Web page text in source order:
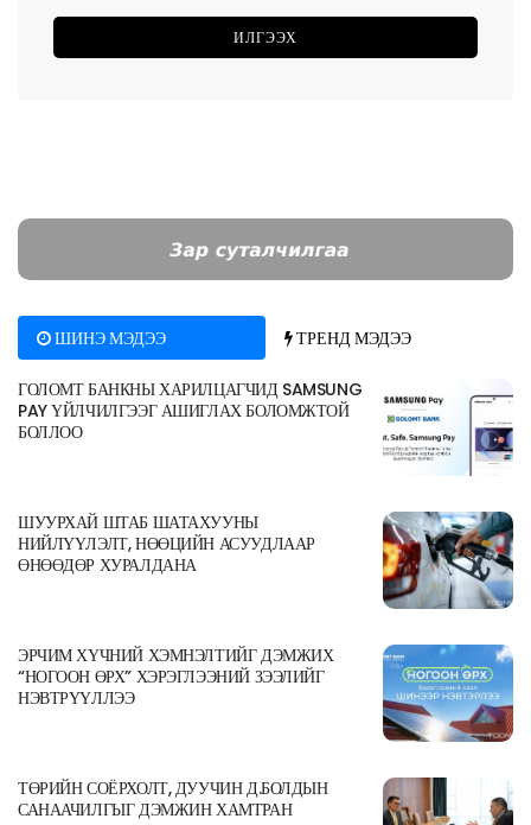
ШИНЭ МЭДЭЭ ТРЕНД МЭДЭЭ
ГОЛОМТ БАНКНЫ ХАРИЛЦАГЧИД SAMSUNG
PAY ҮЙЛЧИЛГЭЭГ АШИГЛАХ БОЛОМЖТОЙ
БОЛЛОО
ШУУРХАЙ ШТАБ ШАТАХУУНЫ
НИЙЛҮҮЛЭЛТ, НӨӨЦИЙН АСУУДЛААР
ӨНӨӨДӨР ХУРАЛДАНА
ЭРЧИМ ХҮЧНИЙ ХЭМНЭЛТИЙГ ДЭМЖИХ
“НОГООН ӨРХ” ХЭРЭГЛЭЭНИЙ ЗЭЭЛИЙГ
НЭВТРҮҮЛЛЭЭ
ТӨРИЙН СОЁРХОЛТ, ДУУЧИН Д.БОЛДЫН
САНААЧИЛГЫГ ДЭМЖИН ХАМТРАН